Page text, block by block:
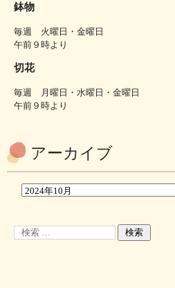
鉢物
毎週 火曜日・金曜日
午前９時より
切花
毎週 月曜日・水曜日・金曜日
午前９時より
アーカイブ